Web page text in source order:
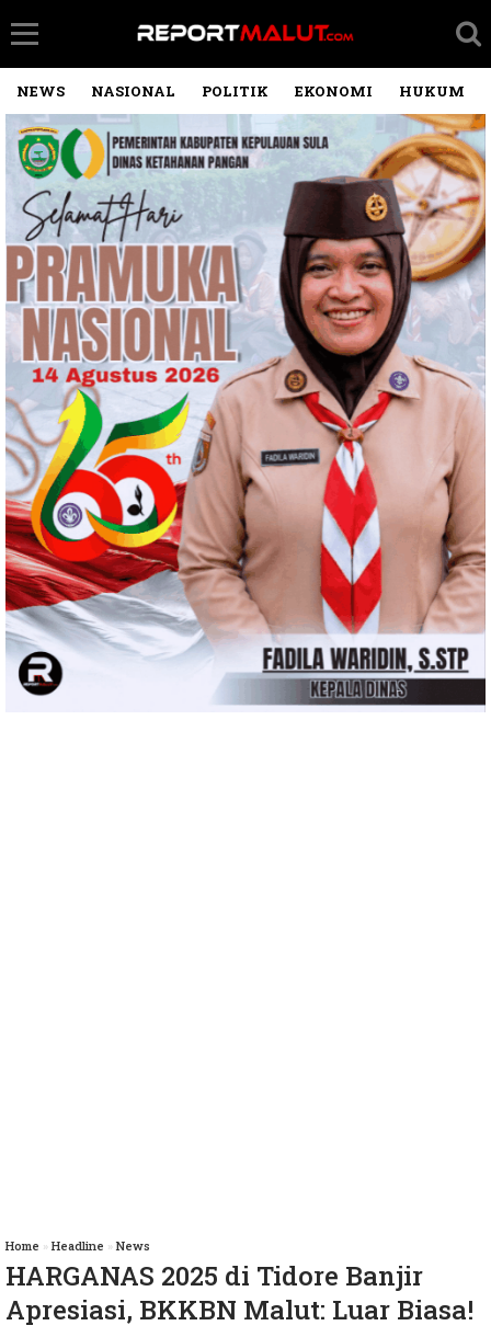
NEWS NASIONAL POLITIK EKONOMI HUKUM
Home » Headline » News
HARGANAS 2025 di Tidore Banjir
Apresiasi, BKKBN Malut: Luar Biasa!